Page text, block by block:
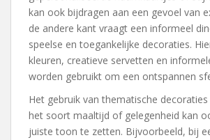
kan ook bijdragen aan een gevoel van
de andere kant vraagt een informeel
speelse en toegankelijke decoraties.
kleuren, creatieve servetten en
worden gebruikt om een ontspannen
Het gebruik van thematische
het soort maaltijd of gelegenheid kan
juiste toon te zetten. Bijvoorbeeld, bij